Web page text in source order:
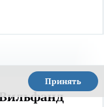
Принять